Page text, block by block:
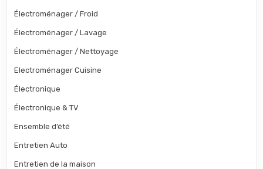
Électroménager / Froid
Électroménager / Lavage
Électroménager / Nettoyage
Electroménager Cuisine
Électronique
Électronique & TV
Ensemble d’été
Entretien Auto
Entretien de la maison